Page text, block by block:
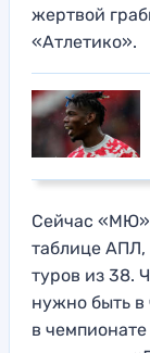
жертвой
«Атлетико».
Сейчас «МЮ»
таблице АПЛ,
туров из 38.
нужно быть в
в